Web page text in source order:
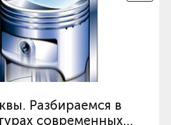
Разбираемся в
современных